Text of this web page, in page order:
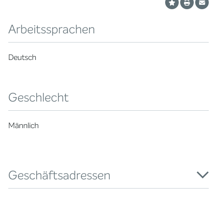
Arbeitssprachen
Deutsch
Geschlecht
Männlich
Geschäftsadressen